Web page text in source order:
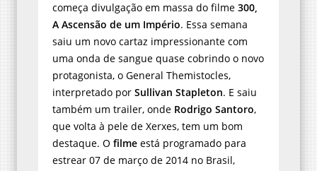
começa divulgação em massa do filme 300,
A Ascensão de um Império. Essa semana
saiu um novo cartaz impressionante com
uma onda de sangue quase cobrindo o novo
protagonista, o General Themistocles,
interpretado por Sullivan Stapleton. E saiu
também um trailer, onde Rodrigo Santoro,
que volta à pele de Xerxes, tem um bom
destaque. O filme está programado para
estrear 07 de março de 2014 no Brasil,